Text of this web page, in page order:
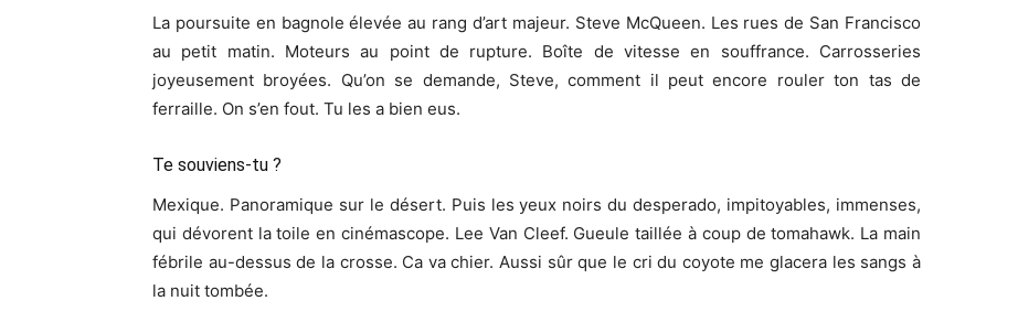
La poursuite en bagnole élevée au rang d’art majeur. Steve McQueen. Les rues de San Francisco
au petit matin. Moteurs au point de rupture. Boîte de vitesse en souffrance. Carrosseries
joyeusement broyées. Qu’on se demande, Steve, comment il peut encore rouler ton tas de
ferraille. On s’en fout. Tu les a bien eus.
Te souviens-tu ?
Mexique. Panoramique sur le désert. Puis les yeux noirs du desperado, impitoyables, immenses,
qui dévorent la toile en cinémascope. Lee Van Cleef. Gueule taillée à coup de tomahawk. La main
fébrile au-dessus de la crosse. Ca va chier. Aussi sûr que le cri du coyote me glacera les sangs à
la nuit tombée.